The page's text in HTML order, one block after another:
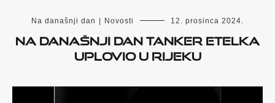
Na današnji dan Novosti 12. prosinca 2024.
Na današnji dan tanker Etelka
uplovio u Rijeku